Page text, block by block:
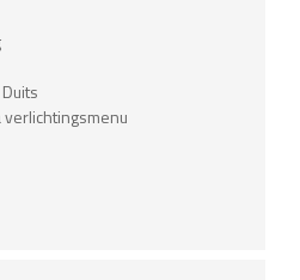
verlichtingsmenu